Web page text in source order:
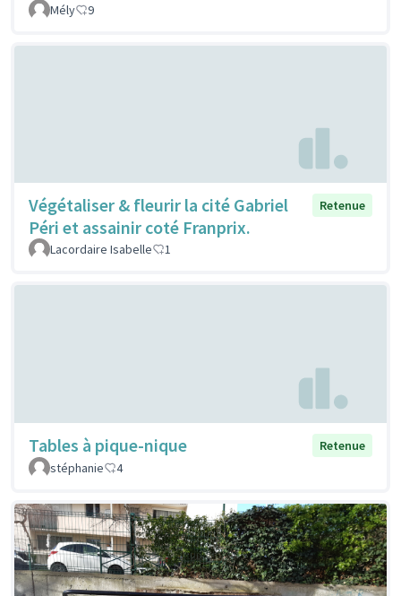
Mély
9
Végétaliser & fleurir la cité Gabriel
Péri et assainir coté Franprix.
Retenue
Lacordaire Isabelle 1
Tables à pique-nique
Retenue
stéphanie
4